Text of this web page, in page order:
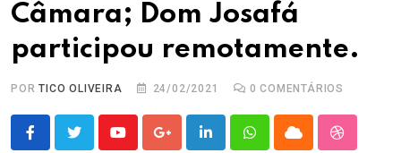
Câmara; Dom Josafá
participou remotamente.
PORTICO OLIVEIRA 24/02/2021 0 COMENTÁRIOS
YoutubeGoogle+LinkedInWhatsappCloud